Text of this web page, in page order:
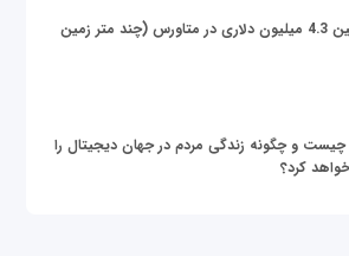
خرید زمین 4.3 میلیون دلاری در متاورس (چند متر زمین
و چگونه زندگی مردم در جهان دیجیتال را
کرد؟